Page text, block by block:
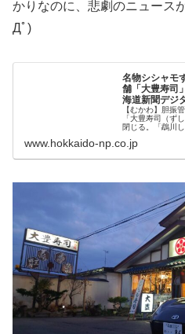
かりなのに、悲劇のニュース
Дﾟ)
名物シシャモ
舗「大豊寿司
海道新聞デジ
【むかわ】胆振
「大豊寿司（ず
閉じる。「鵡川
www.hokkaido-np.co.jp